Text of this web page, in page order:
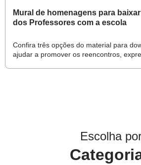
Mural de homenagens para
dos Professores com a escola
Confira três opções do material para
ajudar a promover os reencontros,
Escolha